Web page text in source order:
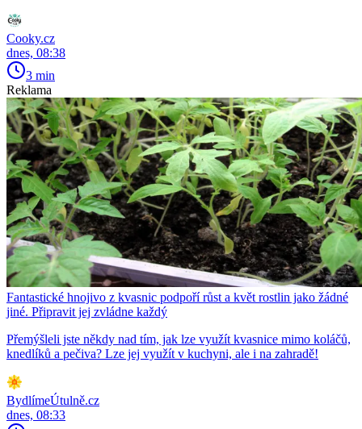
Cooky.cz
dnes, 08:38
3 min
Reklama
Fantastické hnojivo z kvasnic podpoří růst a květ rostlin jako žádné
jiné. Připravit jej zvládne každý
Přemýšleli jste někdy nad tím, jak lze využít kvasnice mimo koláčů,
knedlíků a pečiva? Lze jej využít v kuchyni, ale i na zahradě!
BydlímeÚtulně.cz
dnes, 08:33